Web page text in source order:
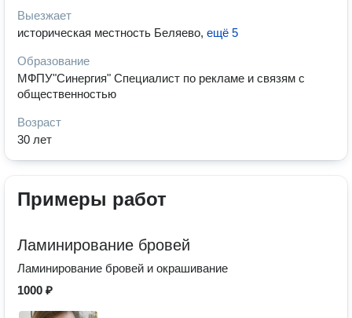
Выезжает
историческая местность Беляево, ещё 5
Образование
МФПУ"Синергия" Специалист по рекламе и связям с
общественностью
Возраст
30 лет
Примеры работ
Ламинирование бровей
Ламинирование бровей и окрашивание
1000 ₽